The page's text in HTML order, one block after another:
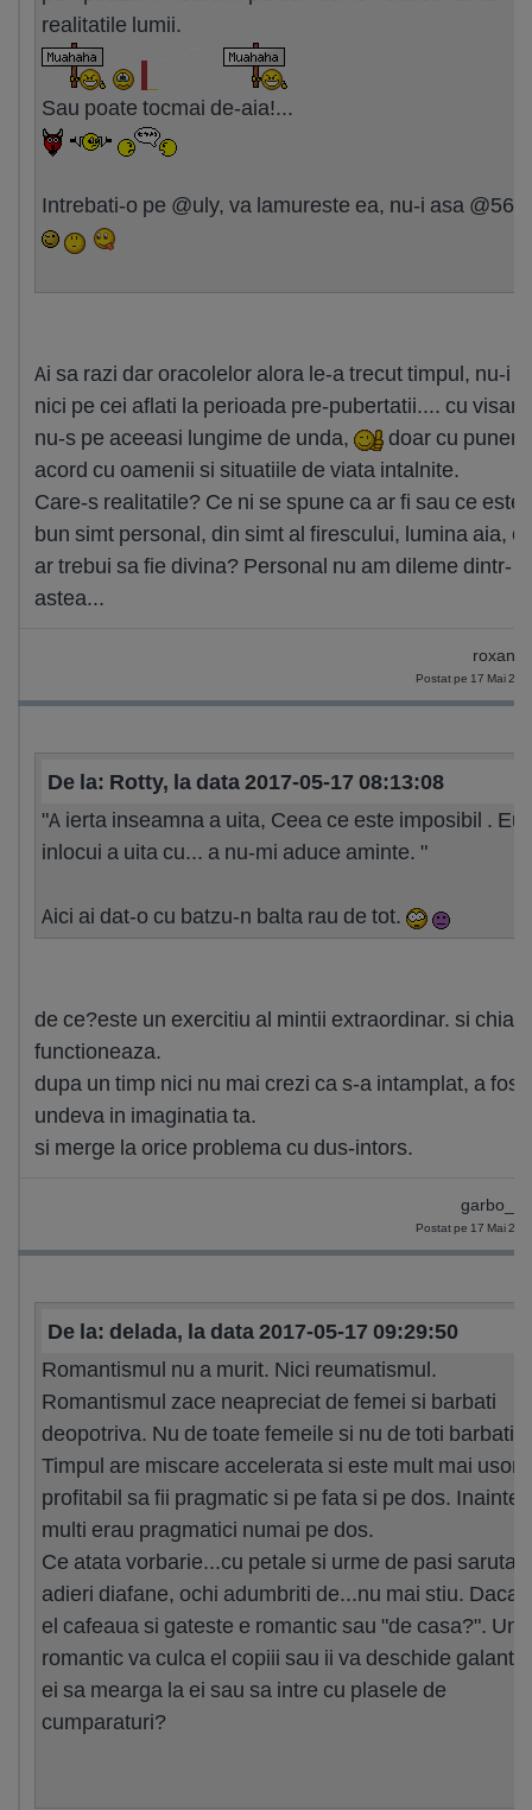
realitatile lumii.
Sau poate tocmai de-aia!...
Intrebati-o pe @uly, va lamureste ea, nu-i asa
Ai sa razi dar oracolelor alora le-a trecut timpul, nu-i
nici pe cei aflati la perioada pre-pubertatii.... cu
nu-s pe aceeasi lungime de unda,
doar cu
acord cu oamenii si situatiile de viata intalnite.
Care-s realitatile? Ce ni se spune ca ar fi sau ce este
bun simt personal, din simt al firescului, lumina aia,
ar trebui sa fie divina? Personal nu am dileme dintr-
astea...
Postat pe 17 Mai
De la: Rotty, la data 2017-05-17 08:13:08
"A ierta inseamna a uita, Ceea ce este imposibil . Eu
inlocui a uita cu... a nu-mi aduce aminte. "
Aici ai dat-o cu batzu-n balta rau de tot.
de ce?este un exercitiu al mintii extraordinar. si chiar
functioneaza.
dupa un timp nici nu mai crezi ca s-a intamplat, a fost
undeva in imaginatia ta.
si merge la orice problema cu dus-intors.
Postat pe 17 Mai
De la: delada, la data 2017-05-17 09:29:50
Romantismul nu a murit. Nici reumatismul.
Romantismul zace neapreciat de femei si barbati
deopotriva. Nu de toate femeile si nu de toti barbatii.
Timpul are miscare accelerata si este mult mai usor
profitabil sa fii pragmatic si pe fata si pe dos. Inainte
multi erau pragmatici numai pe dos.
Ce atata vorbarie...cu petale si urme de pasi
adieri diafane, ochi adumbriti de...nu mai stiu. Daca
el cafeaua si gateste e romantic sau "de casa?". Un
romantic va culca el copiii sau ii va deschide galant
ei sa mearga la ei sau sa intre cu plasele de
cumparaturi?